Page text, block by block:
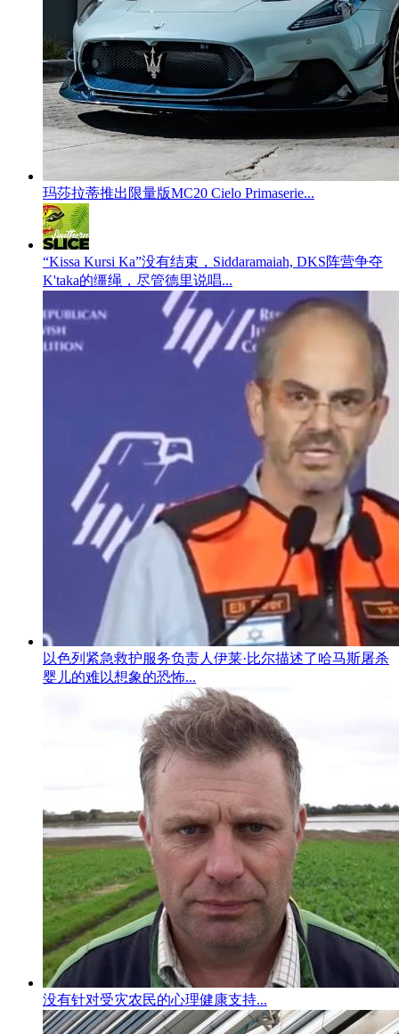
玛莎拉蒂推出限量版MC20 Cielo Primaserie...
“Kissa Kursi Ka”没有结束，Siddaramaiah, DKS阵营争夺
K'taka的缰绳，尽管德里说唱...
以色列紧急救护服务负责人伊莱·比尔描述了哈马斯屠杀
婴儿的难以想象的恐怖...
没有针对受灾农民的心理健康支持...